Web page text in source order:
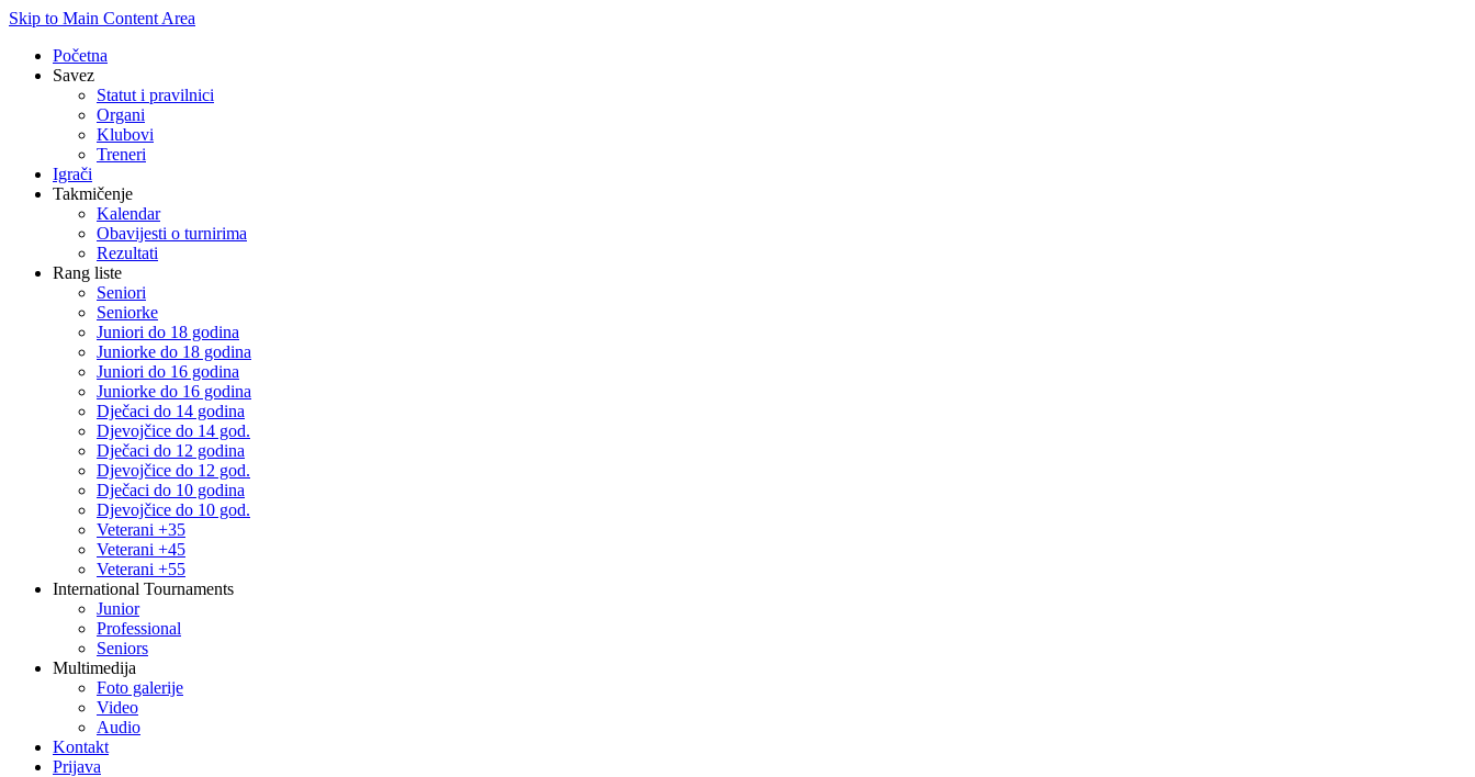
Skip to Main Content Area
Početna
Savez
Statut i pravilnici
Organi
Klubovi
Treneri
Igrači
Takmičenje
Kalendar
Obavijesti o turnirima
Rezultati
Rang liste
Seniori
Seniorke
Juniori do 18 godina
Juniorke do 18 godina
Juniori do 16 godina
Juniorke do 16 godina
Dječaci do 14 godina
Djevojčice do 14 god.
Dječaci do 12 godina
Djevojčice do 12 god.
Dječaci do 10 godina
Djevojčice do 10 god.
Veterani +35
Veterani +45
Veterani +55
International Tournaments
Junior
Professional
Seniors
Multimedija
Foto galerije
Video
Audio
Kontakt
Prijava